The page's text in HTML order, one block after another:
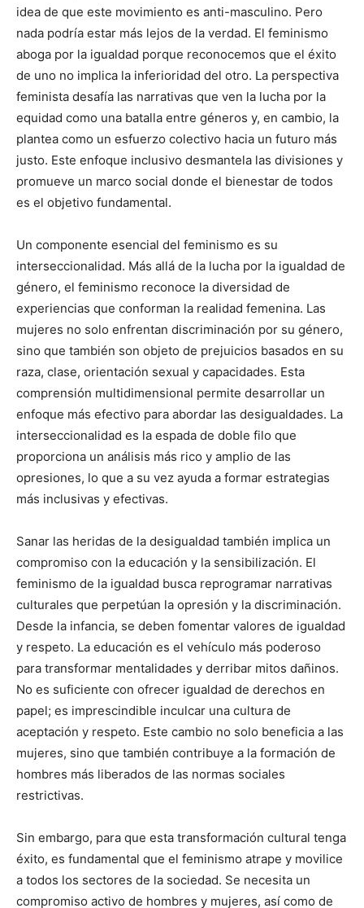
idea de que este movimiento es anti-masculino. Pero
nada podría estar más lejos de la verdad. El feminismo
aboga por la igualdad porque reconocemos que el éxito
de uno no implica la inferioridad del otro. La perspectiva
feminista desafía las narrativas que ven la lucha por la
equidad como una batalla entre géneros y, en cambio, la
plantea como un esfuerzo colectivo hacia un futuro más
justo. Este enfoque inclusivo desmantela las divisiones y
promueve un marco social donde el bienestar de todos
es el objetivo fundamental.
Un componente esencial del feminismo es su
interseccionalidad. Más allá de la lucha por la igualdad de
género, el feminismo reconoce la diversidad de
experiencias que conforman la realidad femenina. Las
mujeres no solo enfrentan discriminación por su género,
sino que también son objeto de prejuicios basados en su
raza, clase, orientación sexual y capacidades. Esta
comprensión multidimensional permite desarrollar un
enfoque más efectivo para abordar las desigualdades. La
interseccionalidad es la espada de doble filo que
proporciona un análisis más rico y amplio de las
opresiones, lo que a su vez ayuda a formar estrategias
más inclusivas y efectivas.
Sanar las heridas de la desigualdad también implica un
compromiso con la educación y la sensibilización. El
feminismo de la igualdad busca reprogramar narrativas
culturales que perpetúan la opresión y la discriminación.
Desde la infancia, se deben fomentar valores de igualdad
y respeto. La educación es el vehículo más poderoso
para transformar mentalidades y derribar mitos dañinos.
No es suficiente con ofrecer igualdad de derechos en
papel; es imprescindible inculcar una cultura de
aceptación y respeto. Este cambio no solo beneficia a las
mujeres, sino que también contribuye a la formación de
hombres más liberados de las normas sociales
restrictivas.
Sin embargo, para que esta transformación cultural tenga
éxito, es fundamental que el feminismo atrape y movilice
a todos los sectores de la sociedad. Se necesita un
compromiso activo de hombres y mujeres, así como de